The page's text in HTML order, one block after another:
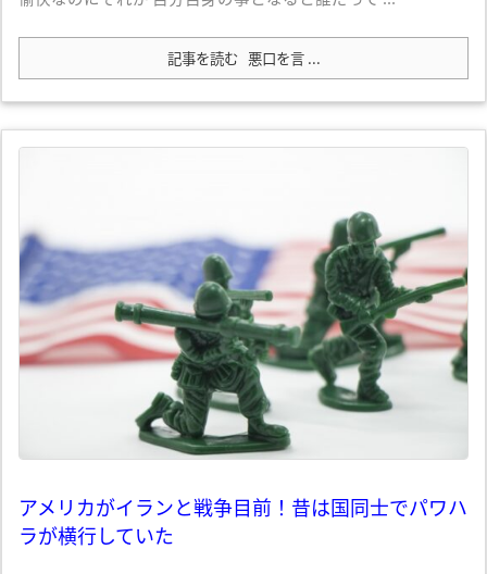
記事を読む 悪口を言 ...
アメリカがイランと戦争目前！昔は国同士でパワハ
ラが横行していた